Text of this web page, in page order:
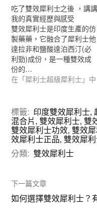
吃了雙效犀利士之後 ，講講
我的真實經歷與感受
雙效犀利士是印度生產的仿
製藥藥，它融合了犀利士他
達拉非和鹽酸達泊西汀(必
利勁)成份，是一種雙效成
份的…
在「犀利士超級犀利士」中
標籤: 印度雙效犀利士,
混合片,雙效犀利士,雙
雙效犀利士功效,雙效
效犀利士正品,雙效犀
分類: 雙效犀利士
下一篇文章
如何選擇雙效犀利士？